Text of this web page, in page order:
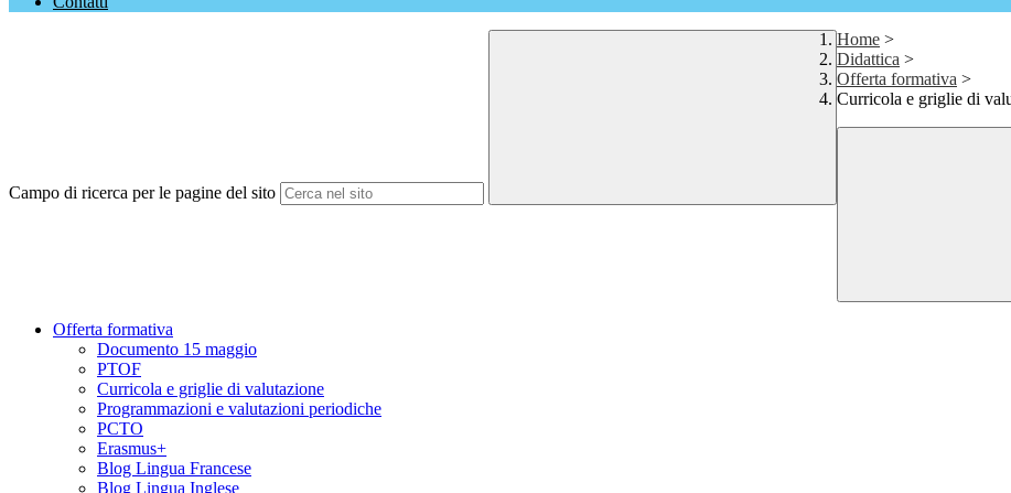
Campo di ricerca per le pagine del sito
Home >
Didattica >
Offerta formativa >
Curricola e griglie di
Offerta formativa
Documento 15 maggio
PTOF
Curricola e griglie di valutazione
Programmazioni e valutazioni periodiche
PCTO
Erasmus+
Blog Lingua Francese
Blog Lingua Inglese